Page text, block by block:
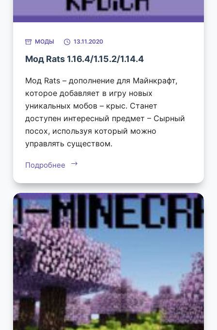
МОДЫ 13.11.2020
Мод Rats 1.16.4/1.15.2/1.14.4
Мод Rats – дополнение для Майнкрафт,
которое добавляет в игру новых
уникальных мобов – крыс. Станет
доступен интересный предмет – Сырный
посох, используя который можно
управлять существом.
Подробнее